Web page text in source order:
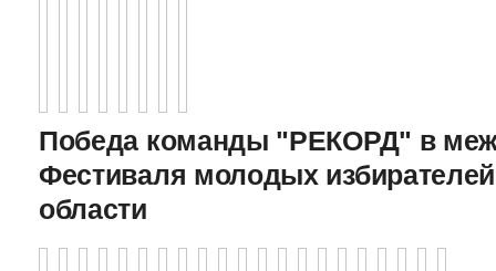
Победа команды "РЕКОРД" в
Фестиваля молодых
области